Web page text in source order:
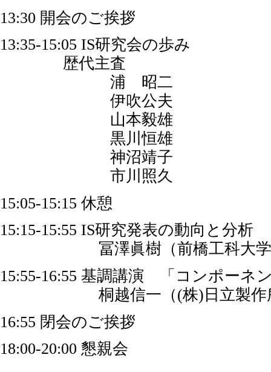
13:30 開会のご挨拶
13:35-15:05 IS研究会の歩み
歴代主査
浦 昭二
伊吹公夫
山本毅雄
黒川恒雄
神沼靖子
市川照久
15:05-15:15 休憩
15:15-15:55 IS研究発表の動向と分析
冨澤眞樹（前橋工科大学）
15:55-16:55 基調講演 「コンポーネ
桐越信一（(株)日立製作所
16:55 閉会のご挨拶
18:00-20:00 懇親会